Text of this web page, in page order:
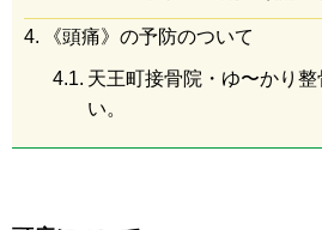
《頭痛》の予防のついて
天王町接骨院・ゆ〜かり
い。